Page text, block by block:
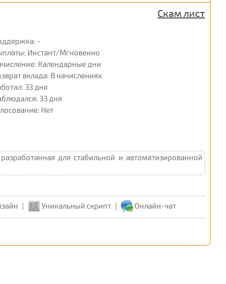
Скам лист
-
Инстант/Мгновенно
Календарные дни
вклада: В начислениях
33 дня
33 дня
Нет
для стабильной и автоматизированной
| Уникальный скрипт | Онлайн-чат